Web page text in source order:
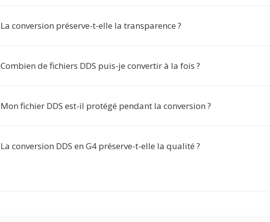
La conversion préserve-t-elle la transparence ?
Combien de fichiers DDS puis-je convertir à la fois ?
Mon fichier DDS est-il protégé pendant la conversion ?
La conversion DDS en G4 préserve-t-elle la qualité ?